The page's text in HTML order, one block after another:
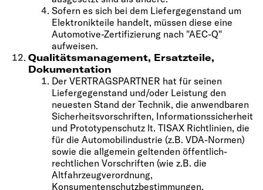
Sofern es sich bei dem Liefergegenstand um
Elektronikteile handelt, müssen diese eine
Automotive-Zertifizierung nach "AEC-Q"
aufweisen.
Qualitätsmanagement, Ersatzteile,
Dokumentation
Der VERTRAGSPARTNER hat für seinen
Liefergegenstand und/oder Leistung den
neuesten Stand der Technik, die anwendbaren
Sicherheitsvorschriften, Informationssicherheit
und Prototypenschutz lt. TISAX Richtlinien, die
für die Automobilindustrie (z.B. VDA-Normen)
sowie die allgemein geltenden öffentlich-
rechtlichen Vorschriften (wie z.B. die
Altfahrzeugverordnung,
Konsumentenschutzbestimmungen,